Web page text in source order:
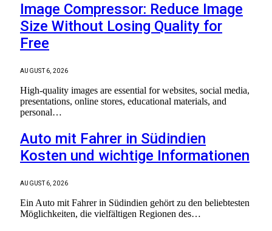
Image Compressor: Reduce Image
Size Without Losing Quality for
Free
AUGUST 6, 2026
High-quality images are essential for websites, social media,
presentations, online stores, educational materials, and
personal…
Auto mit Fahrer in Südindien
Kosten und wichtige Informationen
AUGUST 6, 2026
Ein Auto mit Fahrer in Südindien gehört zu den beliebtesten
Möglichkeiten, die vielfältigen Regionen des…